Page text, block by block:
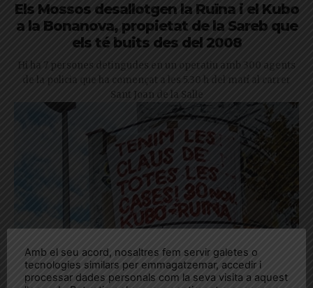
Els Mossos desallotgen la Ruïna i el Kubo
a la Bonanova, propietat de la Sareb que
els té buits des del 2008
Hi ha 7 persones detingudes en un operatiu amb 300 agents
de la policia que ha començat a les 5.30 h del matí al carrer
Sant Joan de la Salle
Amb el seu acord, nosaltres fem servir galetes o
tecnologies similars per emmagatzemar, accedir i
processar dades personals com la seva visita a aquest